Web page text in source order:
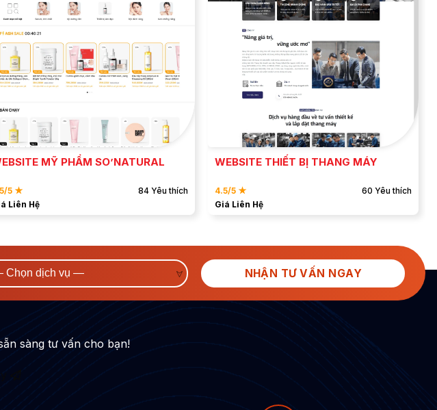
ĐẶT MẪU
XEM DEMO
MỸ PHẨM SO’NATURAL
5 ★
84 Yêu thích
Liên Hệ
ĐẶT MẪU
XEM DEMO
WEBSITE THIẾT BỊ THANG MÁY
4.5/5 ★
60 Yêu thích
Giá Liên Hệ
sàng tư vấn cho bạn!